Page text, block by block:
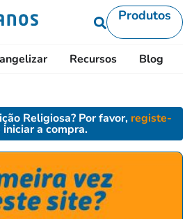
Produtos
Recursos Blog
Religiosa? Por favor, registe-
a compra.